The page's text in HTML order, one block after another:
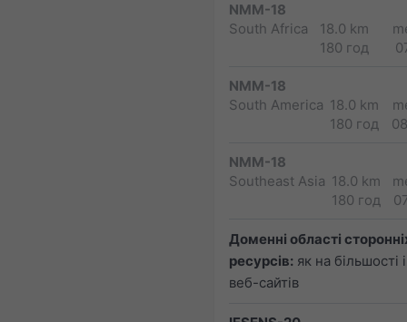
NMM-18
South Africa
18.0 km
180 год
NMM-18
South America 18.0 km
180 год
NMM-18
Southeast Asia 18.0 km
180 год
Доменні області
ресурсів: як на більшості
веб-сайтів